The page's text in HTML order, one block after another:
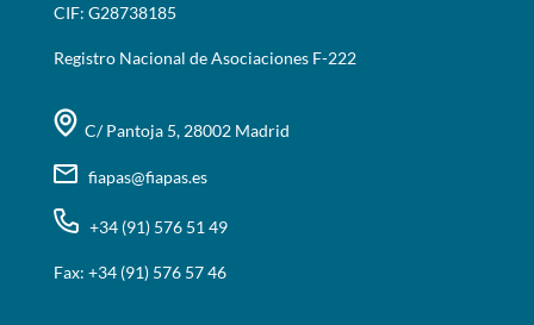
CIF: G28738185
Registro Nacional de Asociaciones F-222
C/ Pantoja 5, 28002 Madrid
fiapas@fiapas.es
+34 (91) 576 51 49
Fax: +34 (91) 576 57 46